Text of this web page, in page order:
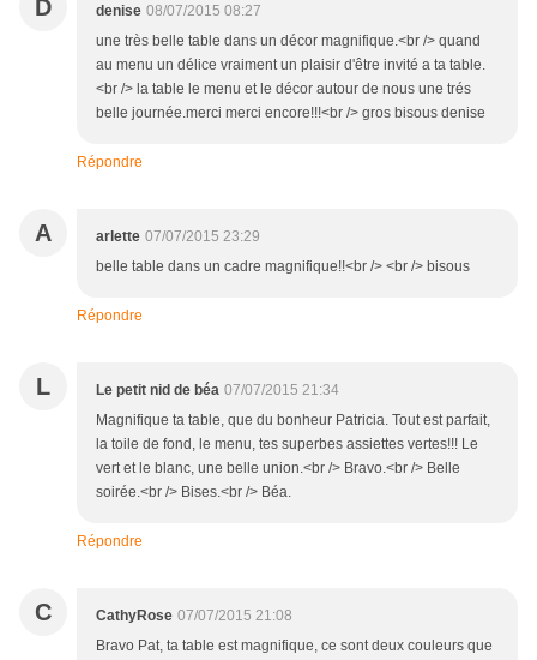
D denise 08/07/2015 08:27
une très belle table dans un décor magnifique.<br /> quand
au menu un délice vraiment un plaisir d'être invité a ta table.
<br /> la table le menu et le décor autour de nous une trés
belle journée.merci merci encore!!!<br /> gros bisous denise
Répondre
A arlette 07/07/2015 23:29
belle table dans un cadre magnifique!!<br /> <br /> bisous
Répondre
L Le petit nid de béa 07/07/2015 21:34
Magnifique ta table, que du bonheur Patricia. Tout est parfait,
la toile de fond, le menu, tes superbes assiettes vertes!!! Le
vert et le blanc, une belle union.<br /> Bravo.<br /> Belle
soirée.<br /> Bises.<br /> Béa.
Répondre
C CathyRose 07/07/2015 21:08
Bravo Pat, ta table est magnifique, ce sont deux couleurs que